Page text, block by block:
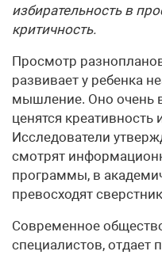
избирательность в
критичность.
Просмотр
развивает у ребенка
мышление. Оно очень
ценятся креативность
Исследователи
смотрят
программы, в
превосходят
Современное
специалистов, отдает